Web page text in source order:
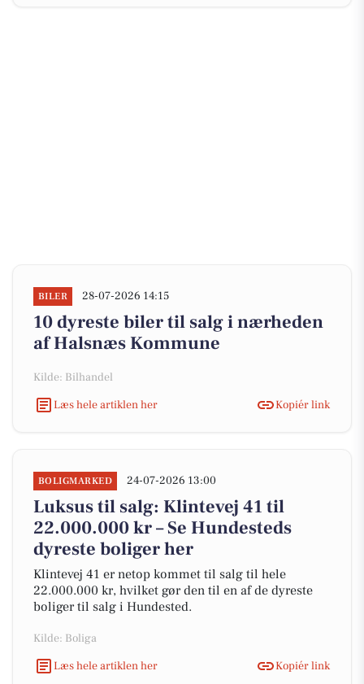
BILER 28-07-2026 14:15
10 dyreste biler til salg i nærheden
af Halsnæs Kommune
Kilde: Bilhandel
Læs hele artiklen her
Kopiér link
BOLIGMARKED 24-07-2026 13:00
Luksus til salg: Klintevej 41 til
22.000.000 kr – Se Hundesteds
dyreste boliger her
Klintevej 41 er netop kommet til salg til hele
22.000.000 kr, hvilket gør den til en af de dyreste
boliger til salg i Hundested.
Kilde: Boliga
Læs hele artiklen her
Kopiér link